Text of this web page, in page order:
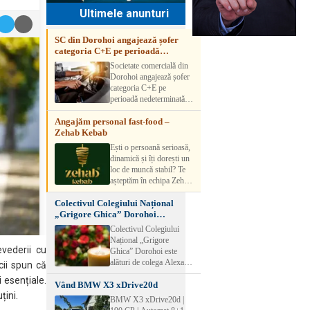
cu
spun că
Ultimele anunturi
SC din Dorohoi angajează șofer
categoria C+E pe perioadă
nedeterminatăSocietate comercială din
Dorohoi angajează șofer
categoria C+E pe
perioadă nedeterminată.
Candidatul trebuie să
aibă experiență și atestat
detalii, vă rog să sunați la
numărul de telefon.
Angajăm personal fast-food –
Zehab Kebab
Ești o persoană serioasă,
dinamică și îți dorești un
loc de muncă stabil? Te
așteptăm în echipa Zehab
Kebab! Posturi
disponibile: -
SHAORMAR AJUTOR
BUCATAR 2/posturi -
LUCRATOR
COMERCIAL
VANZATOR /2 posturi
muncă Program flexibil
Salariu motivant, în
funcție de experienț
Colectivul Colegiului Național
„Grigore Ghica” Dorohoi
transmite sincere condoleanțe
Colectivul Colegiului
Național „Grigore
Ghica” Dorohoi este
alături de colega Alexa
Lăcrămioara la trecerea în
neființă a soțului și
transmite sincere
condoleanțe familiei.
Vând BMW X3 xDrive20d
BMW X3 xDrive20d |